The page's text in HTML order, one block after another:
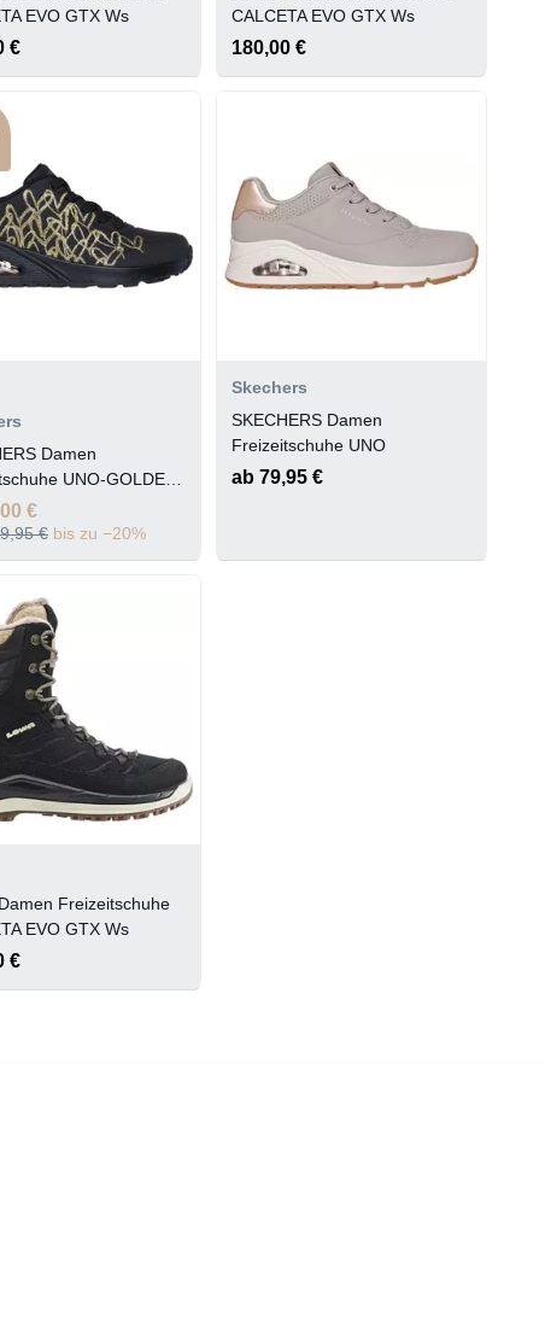
EVO GTX Ws
€
CALCETA EVO GTX Ws
180,00 €
Damen
UNO-GOLDEN
€
€ bis zu −20%
Skechers
SKECHERS Damen
Freizeitschuhe UNO
ab 79,95 €
Freizeitschuhe
EVO GTX Ws
€